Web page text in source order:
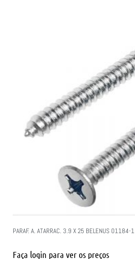
PARAF. A. ATARRAC. 3.9 X 25 BELENUS 01184-1
Faça login para ver os preços